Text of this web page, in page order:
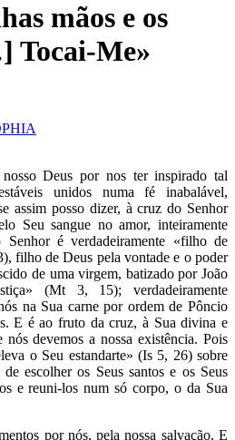
mãos e os
Tocai-Me»
Deus por nos ter inspirado tal
unidos numa fé inabalável,
assim posso dizer, à cruz do Senhor
Seu sangue no amor, inteiramente
Senhor é verdadeiramente «filho de
filho de Deus pela vontade e o poder
de uma virgem, batizado por João
(Mt 3, 15); verdadeiramente
na Sua carne por ordem de Pôncio
E é ao fruto da cruz, à Sua divina e
devemos a nossa existência. Pois
o Seu estandarte» (Is 5, 26) sobre
escolher os Seus santos e os Seus
e reuni-los num só corpo, o da Sua
por nós, pela nossa salvação. E